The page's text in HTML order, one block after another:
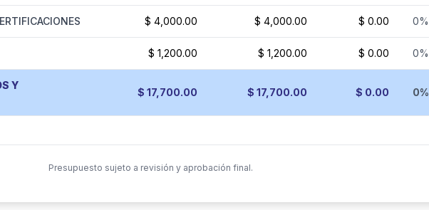
$ 4,000.00 $ 4,000.00 $ 0.00 0%
$ 1,200.00 $ 1,200.00 $ 0.00 0%
Y
$ 17,700.00 $ 17,700.00 $ 0.00 0%
Presupuesto sujeto a revisión y aprobación final.